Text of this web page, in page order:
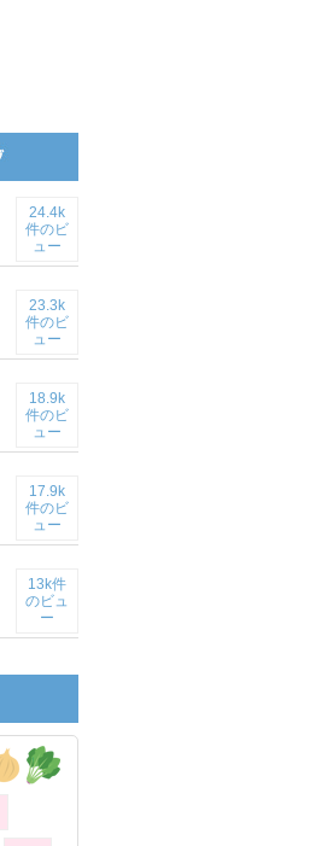
24.4k
件のビ
ュー
23.3k
件のビ
ュー
18.9k
件のビ
ュー
17.9k
件のビ
ュー
13k件
のビュ
ー